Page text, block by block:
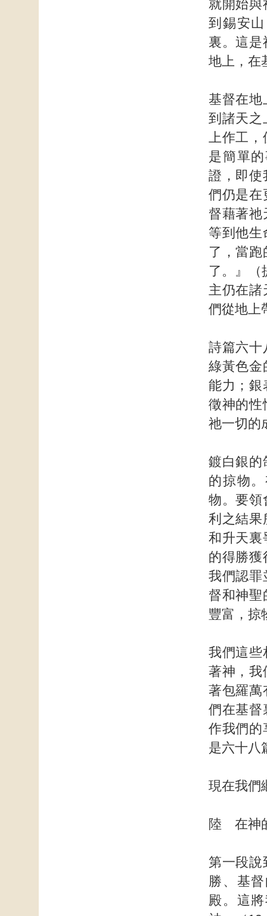
就開始與
到錫安
裏。這是
地上，在
基督在地
到諸天之
上作工，
是簡單
證，即使
們仍是在
督藉著祂
等到他生
了，當
了。』（
主仍在諸
們從地上
詩篇六十
綠黃色金
能力；銀
徵神的性
祂一切的
鍍白銀的
的掠物
物。要領
利之結果
和升天裏
的得勝獲
我們認罪
督和神聖
豐富，掠
我們這些
著神，我
著包羅萬
們在基督
作我們的
是六十八
現在我們
陸 在神
第一段說
勝、基
殿。這